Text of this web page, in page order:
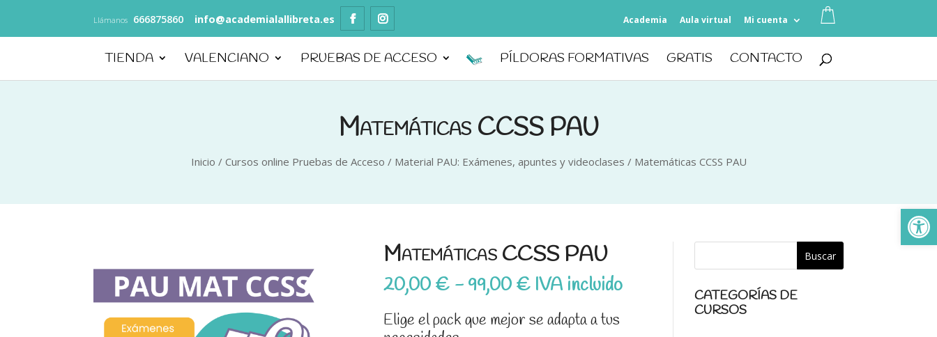
Llámanos 666875860 info@academialallibreta.es Academia Aula virtual Mi cuenta
TIENDA VALENCIANO PRUEBAS DE ACCESO PÍLDORAS FORMATIVAS GRATIS CONTACTO
Matemáticas CCSS PAU
Inicio / Cursos online Pruebas de Acceso / Material PAU: Exámenes, apuntes y videoclases / Matemáticas CCSS PAU
Matemáticas CCSS PAU
20,00 € - 99,00 €Rango
precios:
IVA incluido
Elige el pack que mejor se adapta a tus
CATEGORÍAS DE
CURSOS